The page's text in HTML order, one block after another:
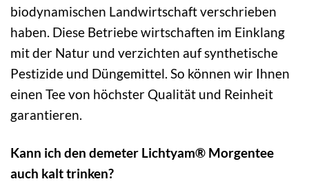
biodynamischen Landwirtschaft verschrieben
haben. Diese Betriebe wirtschaften im Einklang
mit der Natur und verzichten auf synthetische
Pestizide und Düngemittel. So können wir Ihnen
einen Tee von höchster Qualität und Reinheit
garantieren.
Kann ich den demeter Lichtyam® Morgentee
auch kalt trinken?